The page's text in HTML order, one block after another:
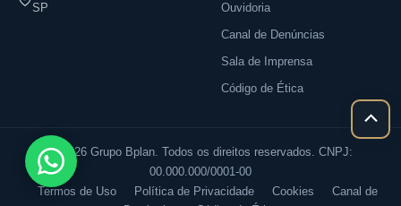
SP
Ouvidoria
Canal de Denúncias
Sala de Imprensa
Código de Ética
© 2026 Grupo Bplan. Todos os direitos reservados. CNPJ:
00.000.000/0001-00
Termos de Uso
Política de Privacidade Cookies
Canal de
Rolar
para